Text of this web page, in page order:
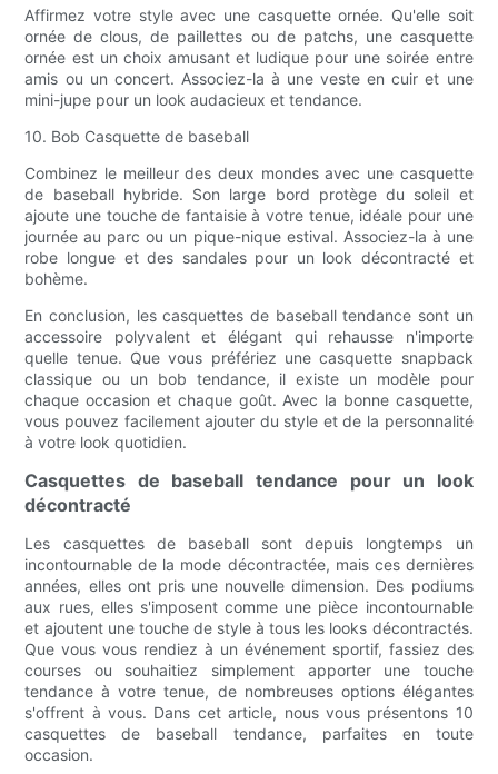
Affirmez votre style avec une casquette ornée. Qu'elle soit
ornée de clous, de paillettes ou de patchs, une casquette
ornée est un choix amusant et ludique pour une soirée entre
amis ou un concert. Associez-la à une veste en cuir et une
mini-jupe pour un look audacieux et tendance.
10. Bob Casquette de baseball
Combinez le meilleur des deux mondes avec une casquette
de baseball hybride. Son large bord protège du soleil et
ajoute une touche de fantaisie à votre tenue, idéale pour une
journée au parc ou un pique-nique estival. Associez-la à une
robe longue et des sandales pour un look décontracté et
bohème.
En conclusion, les casquettes de baseball tendance sont un
accessoire polyvalent et élégant qui rehausse n'importe
quelle tenue. Que vous préfériez une casquette snapback
classique ou un bob tendance, il existe un modèle pour
chaque occasion et chaque goût. Avec la bonne casquette,
vous pouvez facilement ajouter du style et de la personnalité
à votre look quotidien.
Casquettes de baseball tendance pour un look
décontracté
Les casquettes de baseball sont depuis longtemps un
incontournable de la mode décontractée, mais ces dernières
années, elles ont pris une nouvelle dimension. Des podiums
aux rues, elles s'imposent comme une pièce incontournable
et ajoutent une touche de style à tous les looks décontractés.
Que vous vous rendiez à un événement sportif, fassiez des
courses ou souhaitiez simplement apporter une touche
tendance à votre tenue, de nombreuses options élégantes
s'offrent à vous. Dans cet article, nous vous présentons 10
casquettes de baseball tendance, parfaites en toute
occasion.